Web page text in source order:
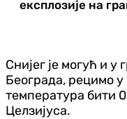
експлозије на
Снијег је могућ и у
Београда, рецимо
температура бити
Целзијуса.